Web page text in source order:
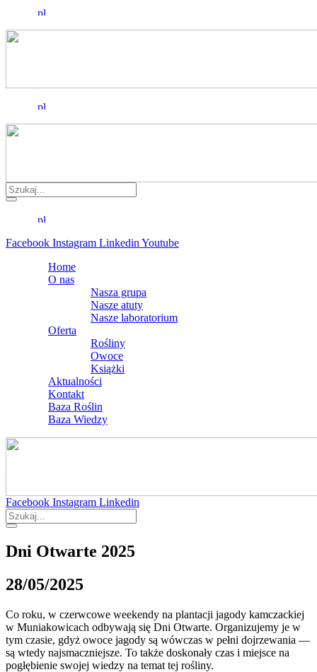
Facebook Instagram Linkedin Youtube
Home
O nas
Nasza grupa
Nasze atuty
Nasze laboratorium
Oferta
Rośliny
Owoce
Książki
Aktualności
Kontakt
Baza Roślin
Baza Wiedzy
Facebook Instagram Linkedin
Dni Otwarte 2025
28/05/2025
Co roku, w czerwcowe weekendy na plantacji jagody kamczackiej
w Muniakowicach odbywają się Dni Otwarte. Organizujemy je w
tym czasie, gdyż owoce jagody są wówczas w pełni dojrzewania —
są wtedy najsmaczniejsze. To także doskonały czas i miejsce na
pogłębienie swojej wiedzy na temat tej rośliny.